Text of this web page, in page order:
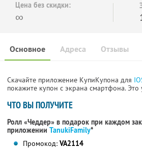
Цена без скидки:
∞
Основное Отзывы
Адреса
Скачайте приложение КупиКупона для
покажите купон с экрана смартфона. Это
ЧТО ВЫ ПОЛУЧИТЕ
Ролл «Чеддер» в подарок при каждом
приложении TanukiFamily*
Промокод: VA2114